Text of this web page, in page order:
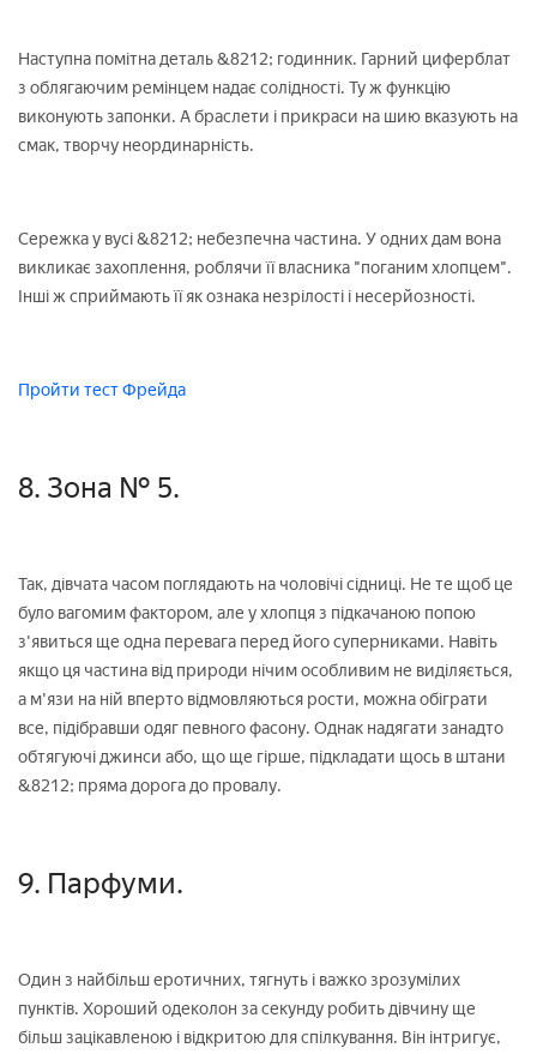
Наступна помітна деталь &8212; годинник. Гарний циферблат
з облягаючим ремінцем надає солідності. Ту ж функцію
виконують запонки. А браслети і прикраси на шию вказують на
смак, творчу неординарність.
Сережка у вусі &8212; небезпечна частина. У одних дам вона
викликає захоплення, роблячи її власника "поганим хлопцем".
Інші ж сприймають її як ознака незрілості і несерйозності.
Пройти тест Фрейда
8. Зона № 5.
Так, дівчата часом поглядають на чоловічі сідниці. Не те щоб це
було вагомим фактором, але у хлопця з підкачаною попою
з'явиться ще одна перевага перед його суперниками. Навіть
якщо ця частина від природи нічим особливим не виділяється,
а м'язи на ній вперто відмовляються рости, можна обіграти
все, підібравши одяг певного фасону. Однак надягати занадто
обтягуючі джинси або, що ще гірше, підкладати щось в штани
&8212; пряма дорога до провалу.
9. Парфуми.
Один з найбільш еротичних, тягнуть і важко зрозумілих
пунктів. Хороший одеколон за секунду робить дівчину ще
більш зацікавленою і відкритою для спілкування. Він інтригує,